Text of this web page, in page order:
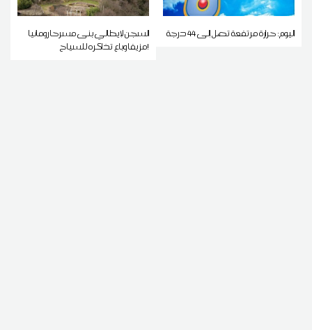
اليوم: حرارة مرتفعة تصل إلى 44 درجة
السجن لإيطالي بنى مسرحا رومانيا
مزيفا وباع تذاكره للسياح!